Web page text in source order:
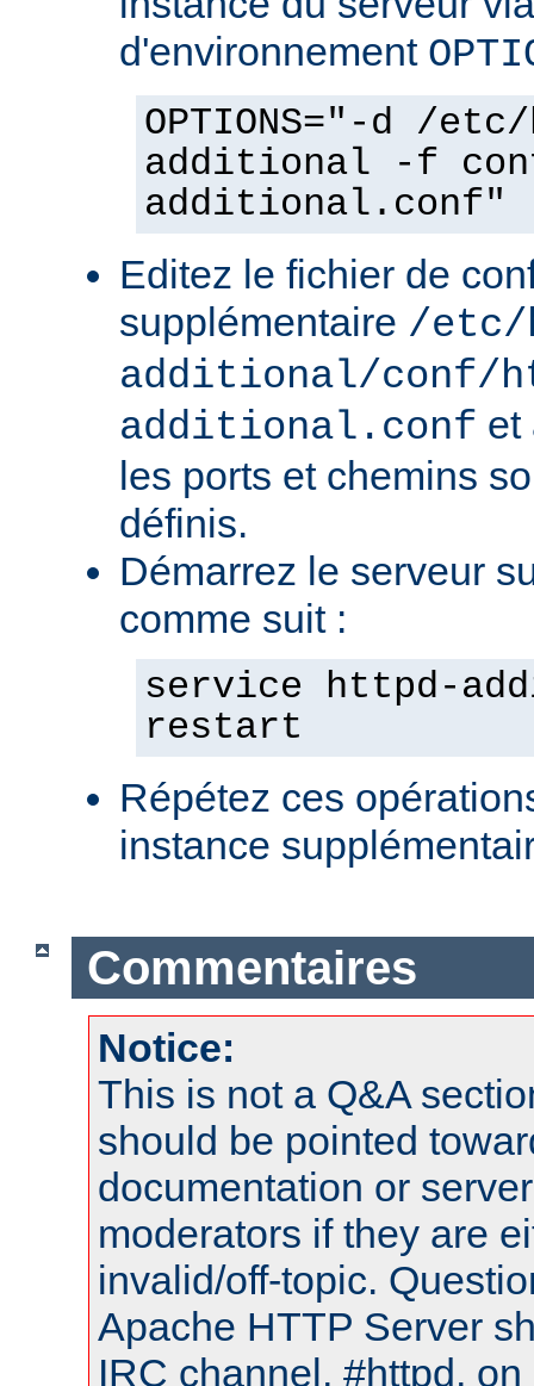
d'environnement
OPTIONS="-d /
additional -f
additional.conf"
Editez le fichier de
supplémentaire /etc/
additional/conf/
additional.conf et
les ports et chemins
définis.
Démarrez le serveur
comme suit :
service httpd-
restart
Répétez ces
instance
Commentaires
Notice:
This is not a Q&A
should be pointed
documentation or
moderators if they are
invalid/off-topic.
Apache HTTP Server
IRC channel, #httpd,